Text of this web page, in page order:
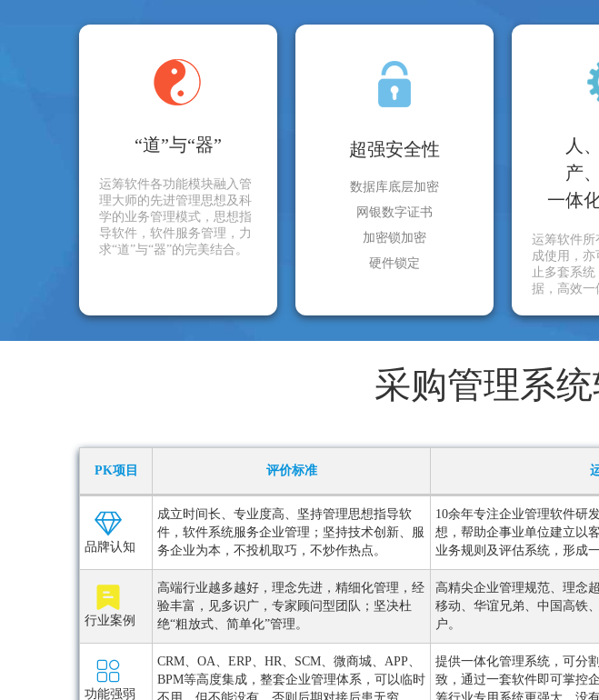
“道”与“器”
运筹软件各功能模块融入管
理大师的先进管理思想及科
学的业务管理模式，思想指
导软件，软件服务管理，力
求“道”与“器”的完美结合。
超强安全性
数据库底层加密
网银数字证书
加密锁加密
硬件锁定
人
产
一体
运筹软件所
成使用，
止多套系
据，高效一
采购管理系
PK项目 评价标准
品牌认知
成立时间长、专业度高、坚持管理思想指导软
件，软件系统服务企业管理；坚持技术创新、服
务企业为本，不投机取巧，不炒作热点。
10余年专注企业管理软件研
想，帮助企事业单位建立以
业务规则及评估系统，形成
行业案例
高端行业越多越好，理念先进，精细化管理，经
验丰富，见多识广，专家顾问型团队；坚决杜
绝“粗放式、简单化”管理。
高精尖企业管理规范、理念
移动、华谊兄弟、中国高铁
户。
功能强弱
CRM、OA、ERP、HR、SCM、微商城、APP、
BPM等高度集成，整套企业管理体系，可以临时
提供一体化管理系统，可分
致，通过一套软件即可掌控